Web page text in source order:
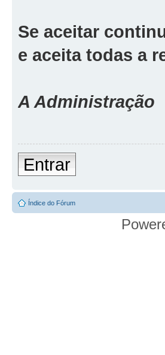
Se aceitar
e aceita todas a
A Administração
Entrar
Índice do Fórum